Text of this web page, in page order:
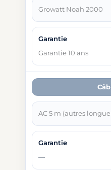
Growatt Noah 2000
Garantie 10 ans
AC 5 m (autres